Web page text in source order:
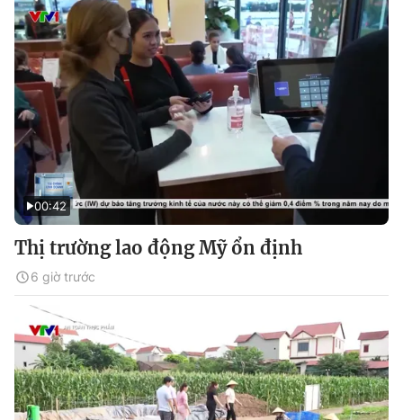
00:42
Thị trường lao động Mỹ ổn định
6 giờ trước